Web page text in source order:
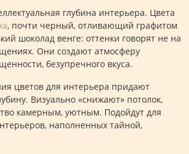
глубина интерьера. Цвета
, почти черный, отливающий графитом
шоколад венге: оттенки говорят не на
Они создают атмосферу
безупречного вкуса.
цветов для интерьера придают
Визуально «снижают» потолок,
камерным, уютным. Подойдут для
наполненных тайной,